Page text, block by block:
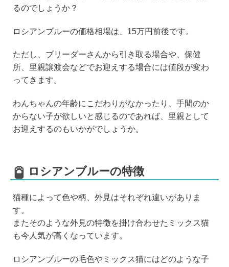
るのでしょうか？
ロシアンブルーの価格相場は、15万円前後です。
ただし、ブリーダーさんから引き取る場合や、保健
所、里親譲渡会などでお迎えする場合には値段が変わ
ってきます。
わんちゃんの年齢にこだわりがなかったり、手間のか
からない子が欲しいと感じるのであれば、里親として
お迎えするのもいかがでしょうか。
ロシアンブルーの特徴
猫種によって色や柄、外見はそれぞれ違いがありま
す。
またそのような外見の特徴を掛け合わせたミックス猫
も今人気が高くなっています。
ロシアンブルーの毛色やミックス猫にはどのような子